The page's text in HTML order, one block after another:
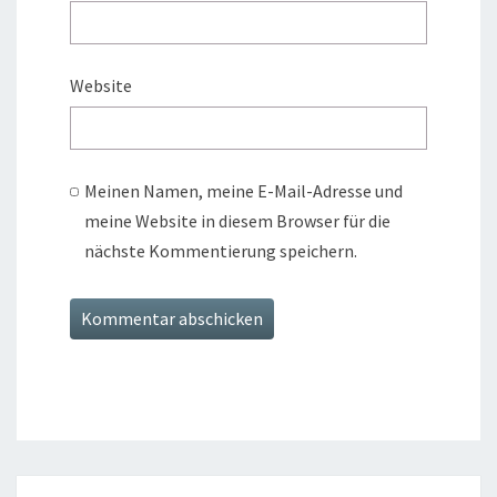
Website
Meinen Namen, meine E-Mail-Adresse und
meine Website in diesem Browser für die
nächste Kommentierung speichern.